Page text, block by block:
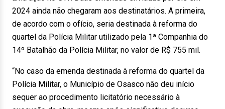
2024 ainda não chegaram aos destinatários. A primeira,
de acordo com o ofício, seria destinada à reforma do
quartel da Polícia Militar utilizado pela 1ª Companhia do
14º Batalhão da Polícia Militar, no valor de R$ 755 mil.
“No caso da emenda destinada à reforma do quartel da
Polícia Militar, o Município de Osasco não deu início
sequer ao procedimento licitatório necessário à